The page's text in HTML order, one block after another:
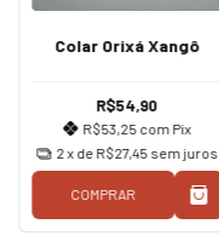
Colar Orixá Xangô
R$54,90
R$53,25 com Pix
2x de R$27,45 sem juros
COMPRAR